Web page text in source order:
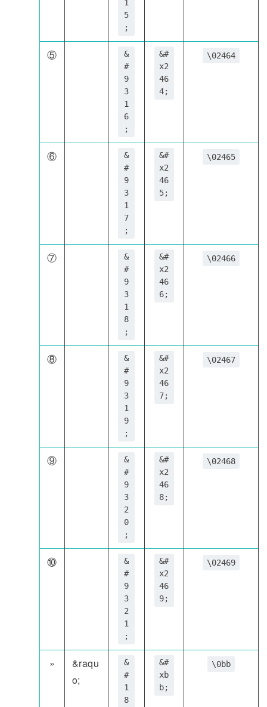
1
5
;
⑤
&
#
9
3
1
6
;
&#
x2
46
4;
\02464
⑥
&
#
9
3
1
7
;
&#
x2
46
5;
\02465
⑦
&
#
9
3
1
8
;
&#
x2
46
6;
\02466
⑧
&
#
9
3
1
9
;
&#
x2
46
7;
\02467
⑨
&
#
9
3
2
0
;
&#
x2
46
8;
\02468
⑩
&
#
9
3
2
1
;
&#
x2
46
9;
\02469
»
&raqu
o;
&
#
1
8
&#
xb
b;
\0bb